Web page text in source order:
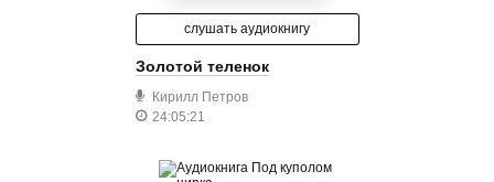
слушать аудиокнигу
Золотой теленок
Кирилл Петров
24:05:21